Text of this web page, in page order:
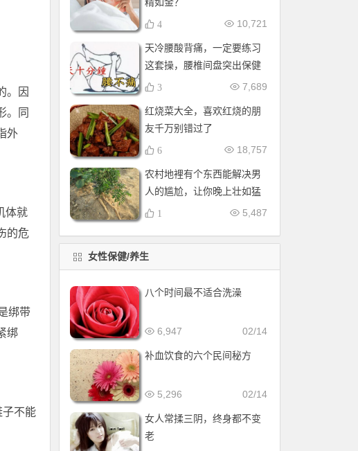
。因
。同
外
体就
的危
绑带
绑
子不能
10,721
4
天冷腰酸背痛，一定要练习
这套操，腰椎间盘突出保健
操，全套收好！每天十分钟
7,689
3
红烧菜大全，喜欢红烧的朋
友千万别错过了
18,757
6
农村地裡有个东西能解决男
人的尴尬，让你晚上壮如猛
牛床受不了
5,487
1
女性保健/养生
八个时间最不适合洗澡
02/14
6,947
补血饮食的六个民间秘方
02/14
5,296
女人常揉三阴，终身都不变
老